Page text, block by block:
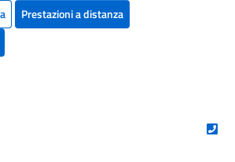
Prestazioni a distanza